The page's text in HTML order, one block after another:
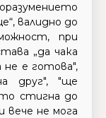
валидно до
при
„да чака
не е готова",
друг", "ще
стигна до
вече не мога